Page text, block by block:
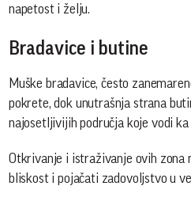
napetost i želju.
Bradavice i butine
Muške bradavice, često
pokrete, dok unutrašnja strana
najosetljivijih područja koje vodi ka
Otkrivanje i istraživanje ovih zona
bliskost i pojačati zadovoljstvo u